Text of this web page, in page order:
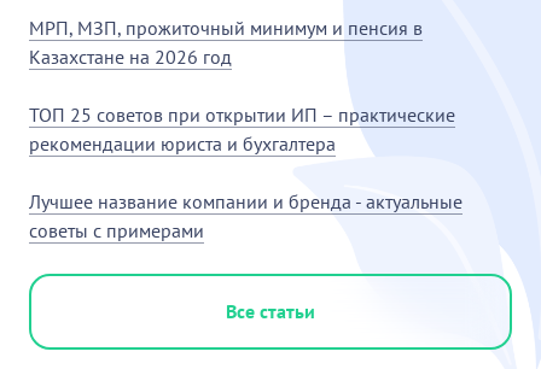
МРП, МЗП, прожиточный минимум и пенсия в
Казахстане на 2026 год
ТОП 25 советов при открытии ИП – практические
рекомендации юриста и бухгалтера
Лучшее название компании и бренда - актуальные
советы с примерами
Все статьи